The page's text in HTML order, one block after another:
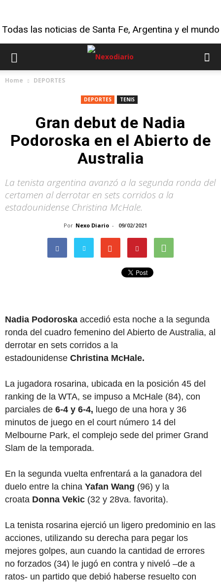
Todas las noticias de Santa Fe, Argentina y el mundo
Home DEPORTES
DEPORTES TENIS
Gran debut de Nadia
Podoroska en el Abierto de
Australia
La tenista argentina avanzó a la segunda ronda del
certamen al derrotar en sets corridos a la
estadounidense Christina McHale.
Por Nexo Diario - 09/02/2021
Nadia Podoroska accedió esta noche a la segunda
ronda del cuadro femenino del Abierto de Australia, al
derrotar en sets corridos a la
estadounidense Christina McHale.
La jugadora rosarina, ubicada en la posición 45 del
ranking de la WTA, se impuso a McHale (84), con
parciales de 6-4 y 6-4, luego de una hora y 36
minutos de juego en el court número 14 del
Melbourne Park, el complejo sede del primer Grand
Slam de la temporada.
En la segunda vuelta enfrentará a la ganadora del
duelo entre la china Yafan Wang (96) y la
croata Donna Vekic (32 y 28va. favorita).
La tenista rosarina ejerció un ligero predominio en las
acciones, utilizando su derecha para pegar los
mejores golpes, aun cuando la cantidad de errores
no forzados (34) le jugó en contra y niveló –de a
ratos- un partido que debió haberse resuelto con